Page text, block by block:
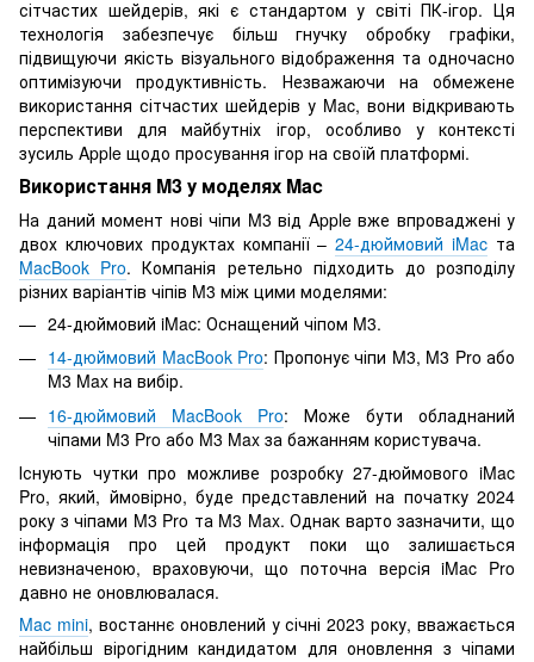
сітчастих шейдерів, які є стандартом у світі ПК-ігор. Ця
технологія забезпечує більш гнучку обробку графіки,
підвищуючи якість візуального відображення та одночасно
оптимізуючи продуктивність. Незважаючи на обмежене
використання сітчастих шейдерів у Mac, вони відкривають
перспективи для майбутніх ігор, особливо у контексті
зусиль Apple щодо просування ігор на своїй платформі.
Використання M3 у моделях Mac
На даний момент нові чіпи M3 від Apple вже впроваджені у
двох ключових продуктах компанії –24-дюймовий iMac та
MacBook Pro. Компанія ретельно підходить до розподілу
різних варіантів чіпів M3 між цими моделями:
24-дюймовий iMac: Оснащений чіпом M3.
14-дюймовий MacBook Pro: Пропонує чіпи M3, M3 Pro або
M3 Max на вибір.
16-дюймовий MacBook Pro: Може бути обладнаний
чіпами M3 Pro або M3 Max за бажанням користувача.
Існують чутки про можливе розробку 27-дюймового iMac
Pro, який, ймовірно, буде представлений на початку 2024
року з чіпами M3 Pro та M3 Max. Однак варто зазначити, що
інформація про цей продукт поки що залишається
невизначеною, враховуючи, що поточна версія iMac Pro
давно не оновлювалася.
Mac mini, востаннє оновлений у січні 2023 року, вважається
найбільш вірогідним кандидатом для оновлення з чіпами